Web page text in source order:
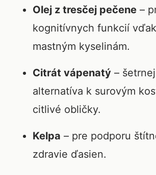
Olej z tresčej pečene –
kognitívnych funkcií
mastným kyselinám.
Citrát vápenatý –
alternatíva k surovým
citlivé obličky.
Kelpa – pre podporu
zdravie ďasien.